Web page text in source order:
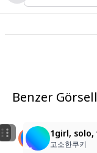
Benzer
A medium
girl
rakuichirakuza
1girl,
고소한쿠키